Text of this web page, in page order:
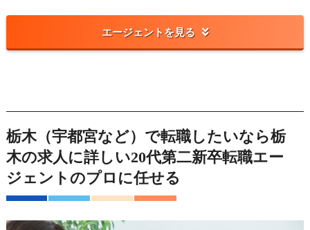
エージェントを見る
栃木（宇都宮など）で転職したいなら栃
木の求人に詳しい20代第二新卒転職エー
ジェントのプロに任せる